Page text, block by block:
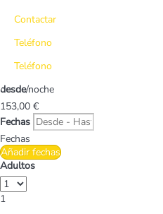
Contactar
Teléfono
Teléfono
desde/noche
153,00 €
Fechas
Fechas
Añadir fechas
Adultos
1